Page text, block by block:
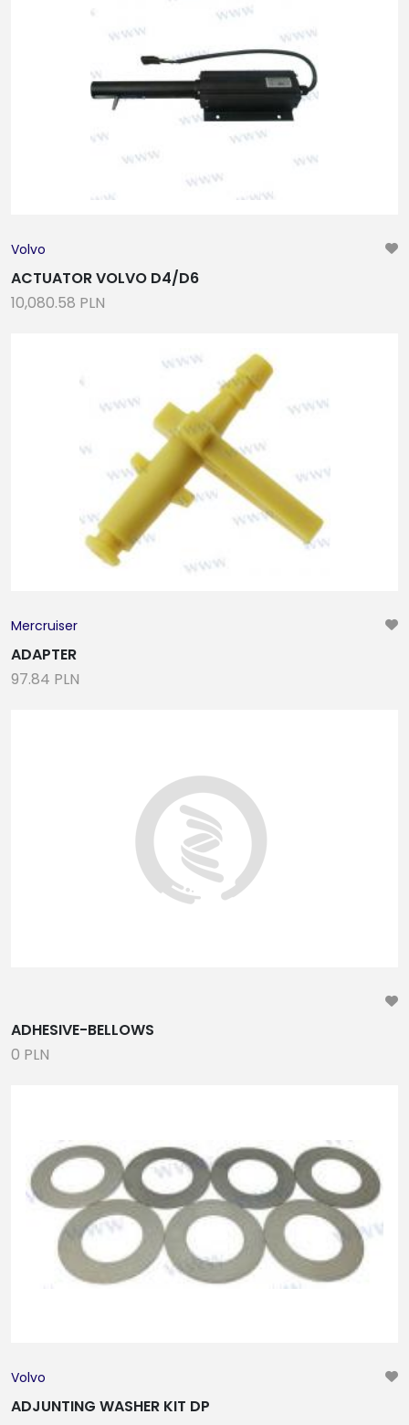
Volvo
ACTUATOR VOLVO D4/D6
10,080.58 PLN
Mercruiser
ADAPTER
97.84 PLN
ADHESIVE-BELLOWS
0 PLN
Volvo
ADJUNTING WASHER KIT DP